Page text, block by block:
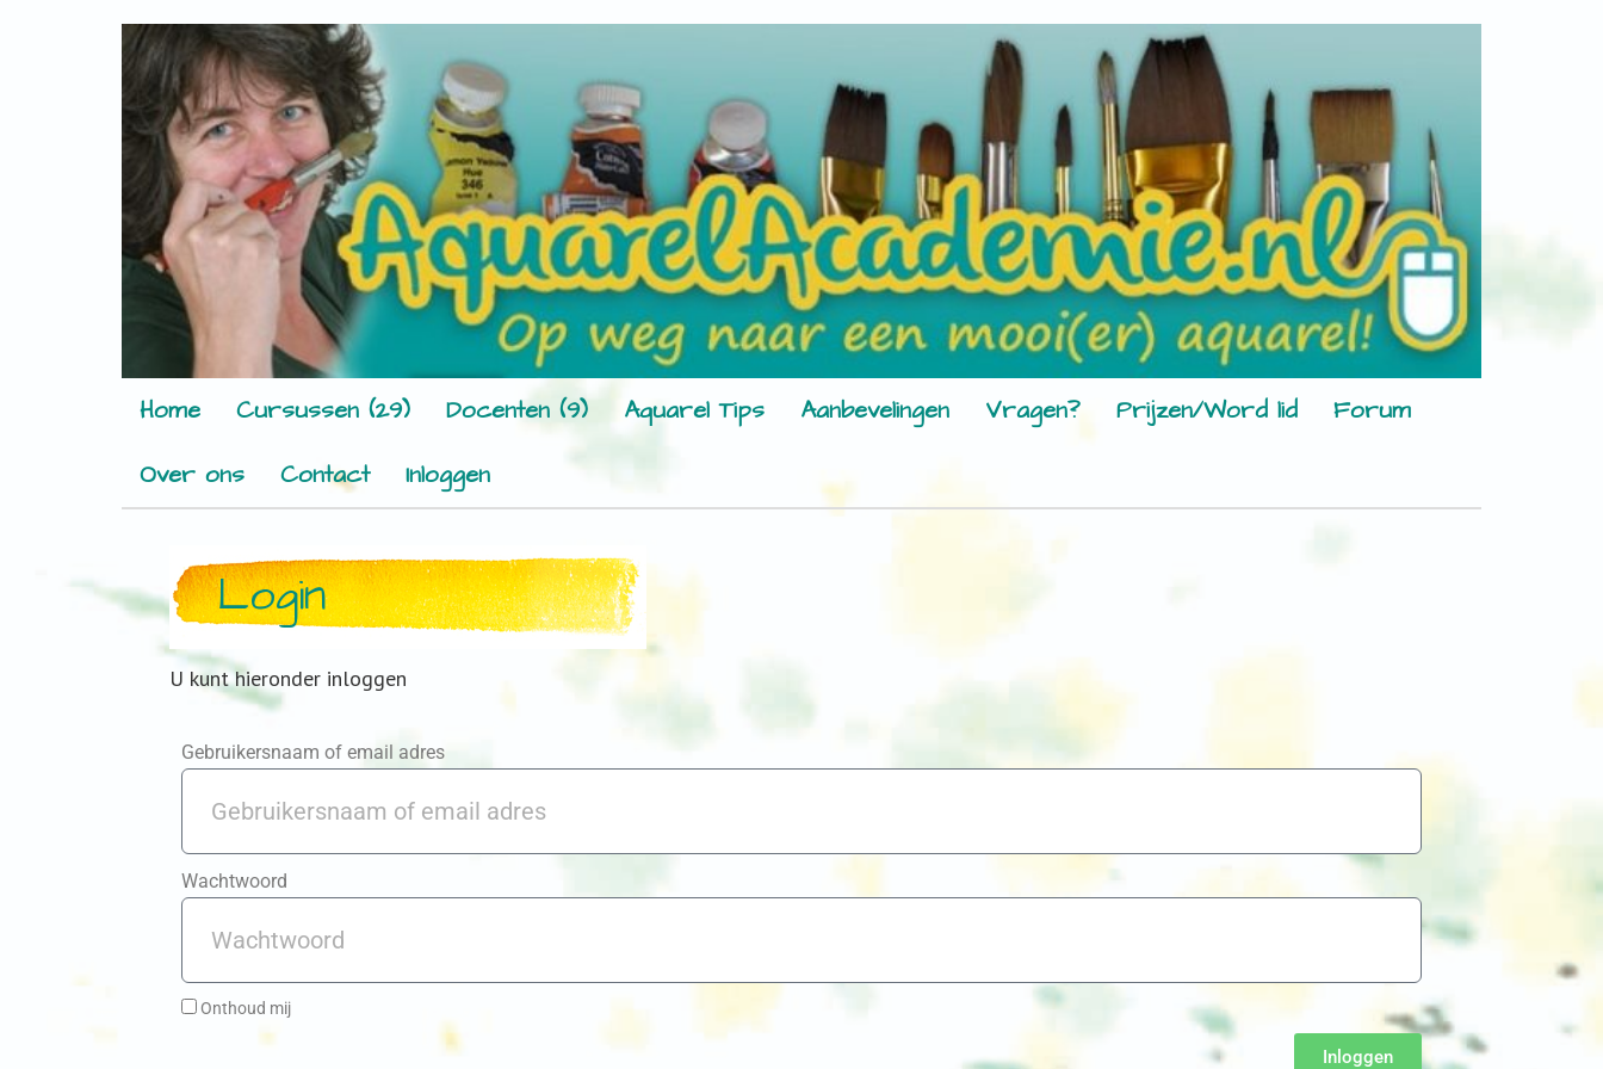
Home Cursussen (29) Docenten (9) Aquarel Tips Aanbevelingen Vragen? Prijzen/Word lid
Forum
Over ons
Contact Inloggen
Login
U kunt hieronder inloggen
Gebruikersnaam of email adres
Wachtwoord
Onthoud mij
Inloggen